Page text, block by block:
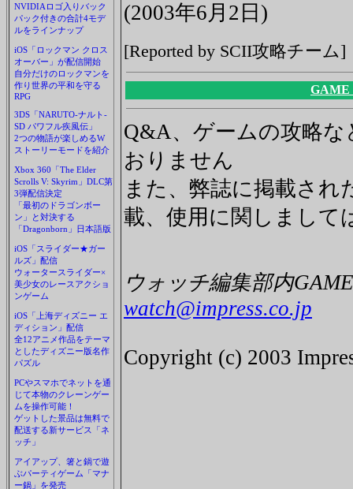
NVIDIAロゴ入りバック
パック付きの合計4モデ
ルをラインナップ
iOS「ロックマン クロス
オーバー」が配信開始
自分だけのロックマンを
作り世界の平和を守る
RPG
3DS「NARUTO-ナルト-
SD パワフル疾風伝」
2つの物語が楽しめるW
ストーリーモードを紹介
Xbox 360「The Elder
Scrolls V: Skyrim」DLC第
3弾配信決定
「最初のドラゴンボー
ン」と対決する
「Dragonborn」日本語版
iOS「スライダー★ガー
ルズ」配信
ウォータースライダー×
美少女のレースアクショ
ンゲーム
iOS「上海ディズニー エ
ディション」配信
全12アニメ作品をテーマ
としたディズニー版名作
パズル
PCやスマホでネットを通
じて本物のクレーンゲー
ムを操作可能！
ゲットした景品は無料で
配送する新サービス「ネ
ッチ」
アイアップ、箸と鍋で遊
ぶパーティゲーム「マナ
ー鍋」を発売
(2003年6月2日)
[Reported by SCII攻略チーム]
GAME
Q&A、ゲームの攻略
おりません
また、弊誌に掲載され
載、使用に関しまして
ウォッチ編集部内
watch@impress.co.jp
Copyright (c) 2003